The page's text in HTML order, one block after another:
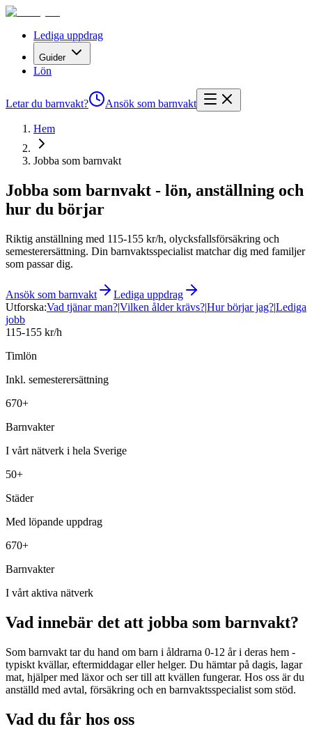
Lediga uppdrag
Guider
Lön
Letar du barnvakt? Ansök som barnvakt
Hem
Jobba som barnvakt
Jobba som barnvakt - lön, anställning och
hur du börjar
Riktig anställning med 115-155 kr/h, olycksfallsförsäkring och
semesterersättning. Din barnvaktsspecialist matchar dig med familjer
som passar dig.
Ansök som barnvakt
Lediga uppdrag
Utforska:Vad tjänar man?|Vilken ålder krävs?|Hur börjar jag?|Lediga
jobb
115-155 kr/h
Timlön
Inkl. semesterersättning
670+
Barnvakter
I vårt nätverk i hela Sverige
50+
Städer
Med löpande uppdrag
670+
Barnvakter
I vårt aktiva nätverk
Vad innebär det att jobba som barnvakt?
Som barnvakt tar du hand om barn i åldrarna 0-12 år i deras hem -
typiskt kvällar, eftermiddagar eller helger. Du hämtar på dagis, lagar
mat, hjälper med läxor och ser till att kvällen fungerar. Hos oss är du
anställd med avtal, försäkring och en barnvaktsspecialist som stöd.
Vad du får hos oss